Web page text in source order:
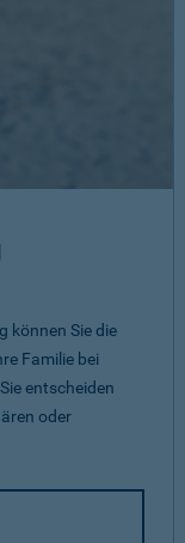
können Sie die
Familie bei
entscheiden
oder